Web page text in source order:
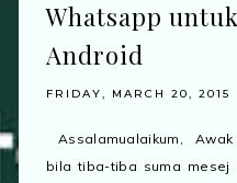
Whatsapp
Android
FRIDAY, MARCH 20, 2015
Assalamualaikum,
bila tiba-tiba suma mesej